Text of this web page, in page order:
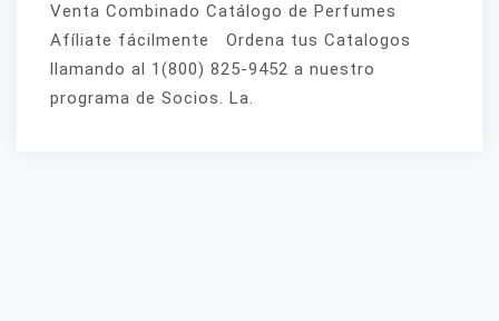
Venta Combinado Catálogo de Perfumes
Afíliate fácilmente Ordena tus Catalogos
llamando al 1(800) 825-9452 a nuestro
programa de Socios. La.